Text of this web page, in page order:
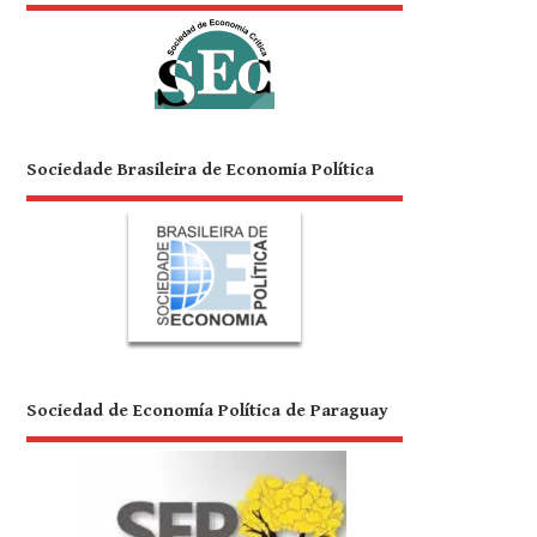
Sociedade Brasileira de Economia Política
Sociedad de Economía Política de Paraguay